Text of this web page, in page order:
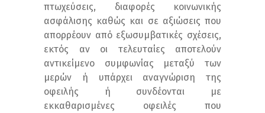
πτωχεύσεις, διαφορές κοινωνικής
ασφάλισης καθώς και σε αξιώσεις που
απορρέουν από εξωσυμβατικές σχέσεις,
εκτός αν οι τελευταίες αποτελούν
αντικείμενο συμφωνίας μεταξύ των
μερών ή υπάρχει αναγνώριση της
οφειλής ή συνδέονται με
εκκαθαρισμένες οφειλές που